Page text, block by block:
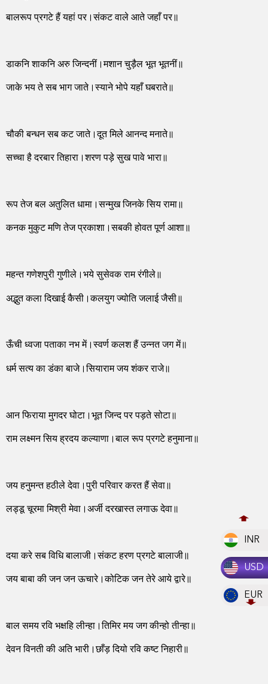
INR
USD
EUR
बालरूप प्रगटे हैं यहां पर।संकट वाले आते जहाँ पर॥
डाकनि शाकनि अरु जिन्दनीं।मशान चुड़ैल भूत भूतनीं॥
जाके भय ते सब भाग जाते।स्याने भोपे यहाँ घबराते॥
चौकी बन्धन सब कट जाते।दूत मिले आनन्द मनाते॥
सच्चा है दरबार तिहारा।शरण पड़े सुख पावे भारा॥
रूप तेज बल अतुलित धामा।सन्मुख जिनके सिय रामा॥
कनक मुकुट मणि तेज प्रकाशा।सबकी होवत पूर्ण आशा॥
महन्त गणेशपुरी गुणीले।भये सुसेवक राम रंगीले॥
अद्भुत कला दिखाई कैसी।कलयुग ज्योति जलाई जैसी॥
ऊँची ध्वजा पताका नभ में।स्वर्ण कलश हैं उन्नत जग में॥
धर्म सत्य का डंका बाजे।सियाराम जय शंकर राजे॥
आन फिराया मुगदर घोटा।भूत जिन्द पर पड़ते सोटा॥
राम लक्ष्मन सिय ह्रदय कल्याणा।बाल रूप प्रगटे हनुमाना॥
जय हनुमन्त हठीले देवा।पुरी परिवार करत हैं सेवा॥
लड्डू चूरमा मिश्री मेवा।अर्जी दरखास्त लगाऊ देवा॥
दया करे सब विधि बालाजी।संकट हरण प्रगटे बालाजी॥
जय बाबा की जन जन ऊचारे।कोटिक जन तेरे आये द्वारे॥
बाल समय रवि भक्षहि लीन्हा।तिमिर मय जग कीन्हो तीन्हा॥
देवन विनती की अति भारी।छाँड़ दियो रवि कष्ट निहारी॥